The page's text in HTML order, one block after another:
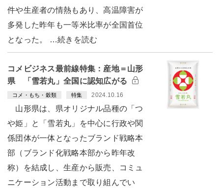
件や生産者の情熱もあり、高温障害が
多発した昨年も一等米比率が全国首位
となった。 …続きを読む
コメビジネス最前線特集：産地＝山形
県 「雪若丸」全国に認知広がる
コメ・もち・穀類 特集 2024.10.16
山形県は、県オリジナル品種の「つ
や姫」と「雪若丸」を中心に行政や関
係団体が一体となったブランド戦略本
部（ブランド化戦略本部から昨年改
称）を結成し、生産から販売、コミュ
ニケーション活動まで取り組んでい